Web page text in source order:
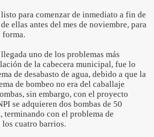
para comenzar de inmediato a fin de
ellas antes del mes de noviembre, para
forma.
uno de los problemas más
de la cabecera municipal, fue lo
de desabasto de agua, debido a que la
de bombeo no era del caballaje
sin embargo, con el proyecto
se adquieren dos bombas de 50
terminando con el problema de
los cuatro barrios.